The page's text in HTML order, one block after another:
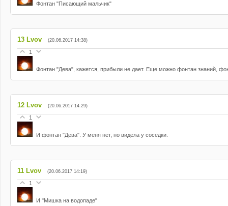
Фонтан "Писающий мальчик"
13 Lvov (20.06.2017 14:38)
1
Фонтан "Дева", кажется, прибыли не дает. Еще можно фонтан знаний,
12 Lvov (20.06.2017 14:29)
1
И фонтан "Дева". У меня нет, но видела у соседки.
11 Lvov (20.06.2017 14:19)
1
И "Мишка на водопаде"